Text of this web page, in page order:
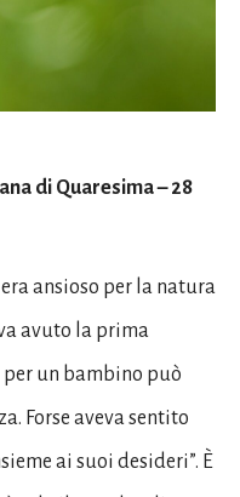
di Quaresima – 28
ansioso per la natura
avuto la prima
per un bambino può
Forse aveva sentito
ai suoi desideri”. È